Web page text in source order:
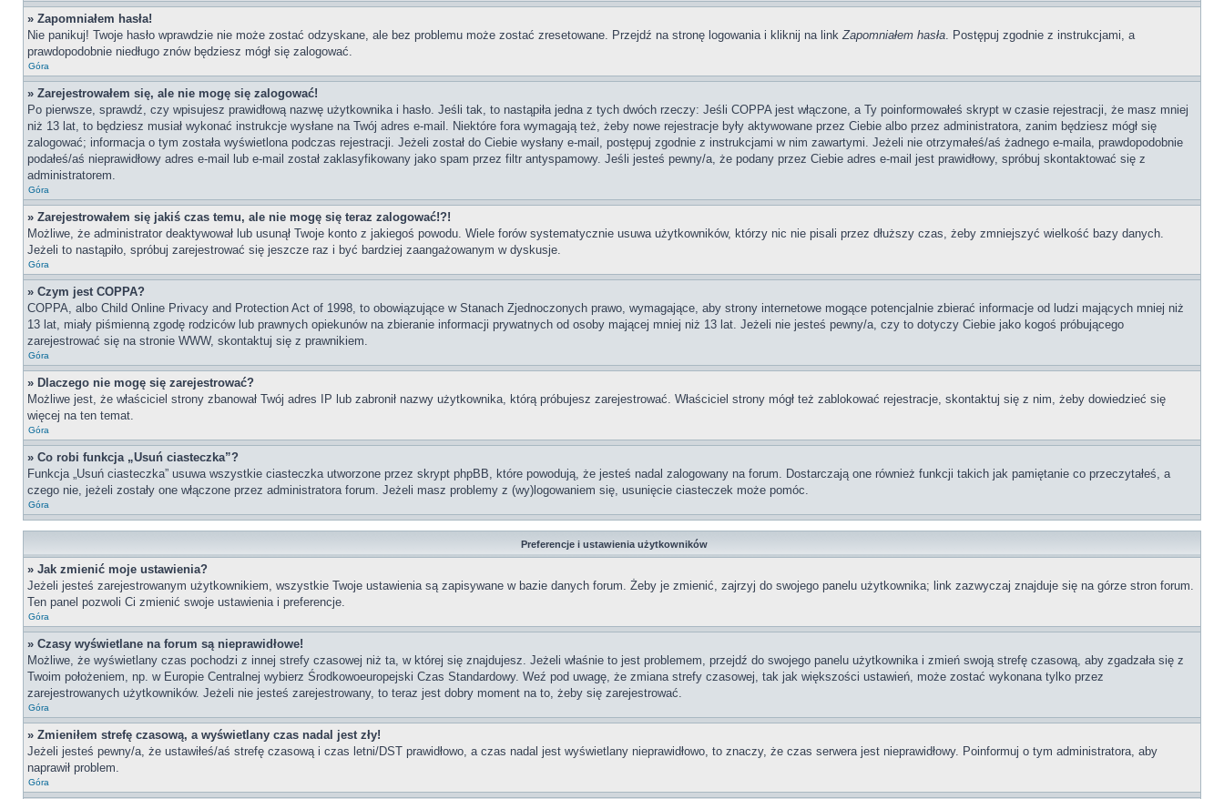
» Zapomniałem hasła!
Nie panikuj! Twoje hasło wprawdzie nie może zostać odzyskane, ale bez problemu może zostać zresetowane. Przejdź na stronę logowania i kliknij na linkZapomniałem hasła. Postępuj zgodnie z instrukcjami, a
prawdopodobnie niedługo znów będziesz mógł się zalogować.
Góra
» Zarejestrowałem się, ale nie mogę się zalogować!
Po pierwsze, sprawdź, czy wpisujesz prawidłową nazwę użytkownika i hasło. Jeśli tak, to nastąpiła jedna z tych dwóch rzeczy: Jeśli COPPA jest włączone, a Ty poinformowałeś skrypt w czasie rejestracji, że masz mniej
niż 13 lat, to będziesz musiał wykonać instrukcje wysłane na Twój adres e-mail. Niektóre fora wymagają też, żeby nowe rejestracje były aktywowane przez Ciebie albo przez administratora, zanim będziesz mógł się
zalogować; informacja o tym została wyświetlona podczas rejestracji. Jeżeli został do Ciebie wysłany e-mail, postępuj zgodnie z instrukcjami w nim zawartymi. Jeżeli nie otrzymałeś/aś żadnego e-maila, prawdopodobnie
podałeś/aś nieprawidłowy adres e-mail lub e-mail został zaklasyfikowany jako spam przez filtr antyspamowy. Jeśli jesteś pewny/a, że podany przez Ciebie adres e-mail jest prawidłowy, spróbuj skontaktować się z
administratorem.
Góra
» Zarejestrowałem się jakiś czas temu, ale nie mogę się teraz zalogować!?!
Możliwe, że administrator deaktywował lub usunął Twoje konto z jakiegoś powodu. Wiele forów systematycznie usuwa użytkowników, którzy nic nie pisali przez dłuższy czas, żeby zmniejszyć wielkość bazy danych.
Jeżeli to nastąpiło, spróbuj zarejestrować się jeszcze raz i być bardziej zaangażowanym w dyskusje.
Góra
» Czym jest COPPA?
COPPA, albo Child Online Privacy and Protection Act of 1998, to obowiązujące w Stanach Zjednoczonych prawo, wymagające, aby strony internetowe mogące potencjalnie zbierać informacje od ludzi mających mniej niż
13 lat, miały piśmienną zgodę rodziców lub prawnych opiekunów na zbieranie informacji prywatnych od osoby mającej mniej niż 13 lat. Jeżeli nie jesteś pewny/a, czy to dotyczy Ciebie jako kogoś próbującego
zarejestrować się na stronie WWW, skontaktuj się z prawnikiem.
Góra
» Dlaczego nie mogę się zarejestrować?
Możliwe jest, że właściciel strony zbanował Twój adres IP lub zabronił nazwy użytkownika, którą próbujesz zarejestrować. Właściciel strony mógł też zablokować rejestracje, skontaktuj się z nim, żeby dowiedzieć się
więcej na ten temat.
Góra
» Co robi funkcja „Usuń ciasteczka”?
Funkcja „Usuń ciasteczka” usuwa wszystkie ciasteczka utworzone przez skrypt phpBB, które powodują, że jesteś nadal zalogowany na forum. Dostarczają one również funkcji takich jak pamiętanie co przeczytałeś, a
czego nie, jeżeli zostały one włączone przez administratora forum. Jeżeli masz problemy z (wy)logowaniem się, usunięcie ciasteczek może pomóc.
Góra
Preferencje i ustawienia użytkowników
» Jak zmienić moje ustawienia?
Jeżeli jesteś zarejestrowanym użytkownikiem, wszystkie Twoje ustawienia są zapisywane w bazie danych forum. Żeby je zmienić, zajrzyj do swojego panelu użytkownika; link zazwyczaj znajduje się na górze stron forum.
Ten panel pozwoli Ci zmienić swoje ustawienia i preferencje.
Góra
» Czasy wyświetlane na forum są nieprawidłowe!
Możliwe, że wyświetlany czas pochodzi z innej strefy czasowej niż ta, w której się znajdujesz. Jeżeli właśnie to jest problemem, przejdź do swojego panelu użytkownika i zmień swoją strefę czasową, aby zgadzała się z
Twoim położeniem, np. w Europie Centralnej wybierz Środkowoeuropejski Czas Standardowy. Weź pod uwagę, że zmiana strefy czasowej, tak jak większości ustawień, może zostać wykonana tylko przez
zarejestrowanych użytkowników. Jeżeli nie jesteś zarejestrowany, to teraz jest dobry moment na to, żeby się zarejestrować.
Góra
» Zmieniłem strefę czasową, a wyświetlany czas nadal jest zły!
Jeżeli jesteś pewny/a, że ustawiłeś/aś strefę czasową i czas letni/DST prawidłowo, a czas nadal jest wyświetlany nieprawidłowo, to znaczy, że czas serwera jest nieprawidłowy. Poinformuj o tym administratora, aby
naprawił problem.
Góra